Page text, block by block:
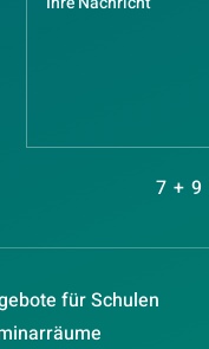
7 + 9
für Schulen